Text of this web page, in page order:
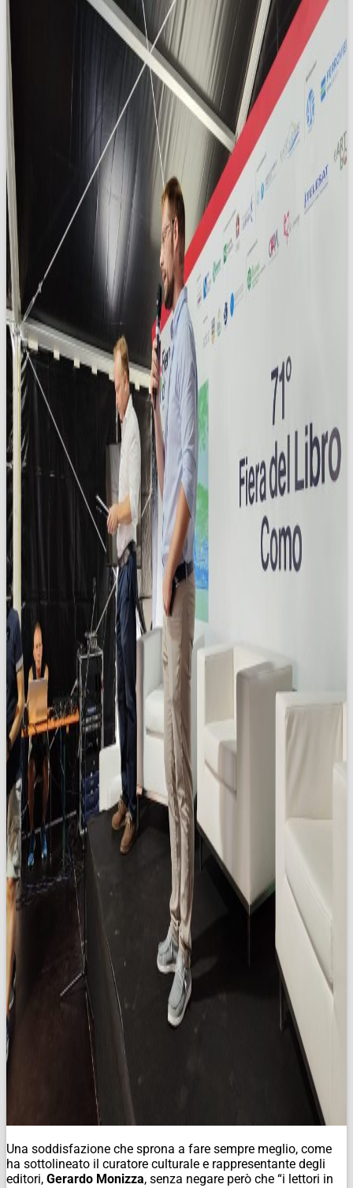
Una soddisfazione che sprona a fare sempre meglio, come
ha sottolineato il curatore culturale e rappresentante degli
editori, Gerardo Monizza, senza negare però che “i lettori in